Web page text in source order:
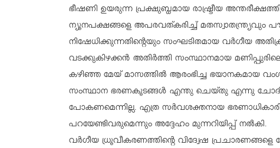
ഭീഷണി ഉയരുന്ന പ്രക്ഷുബ്ധമായ രാഷ്ട്രീയ
ന്യൂനപക്ഷങ്ങളെ അപരവത്കരിച്ച് മതസ്വാതന്ത്ര്യവും
നിഷേധിക്കുന്നതിന്റെയും സംഘടിതമായ വര്‍ഗീയ
വടക്കുകിഴക്കന്‍ അതിര്‍ത്തി സംസ്ഥാനമായ
കഴിഞ്ഞ മേയ് മാസത്തില്‍ ആരംഭിച്ച ഭയാനകമായ
സംസ്ഥാന ഭരണകൂടങ്ങള്‍ എന്തു ചെയ്തു എന്നു
പോകണമെന്നില്ല. എത്ര സര്‍വശക്തനായ
പറയേണ്ടിവരുമെന്നും അദ്ദേഹം മുന്നറിയിപ്പ് നല്‍കി.
വര്‍ഗീയ ധ്രൂവീകരണത്തിന്റെ വിദ്വേഷ